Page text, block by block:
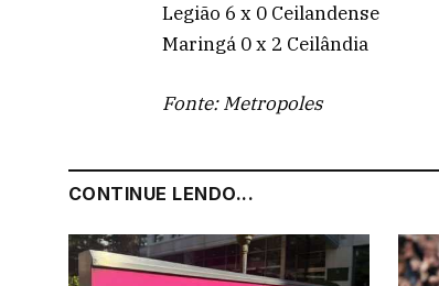
Legião 6 x 0 Ceilandense
Maringá 0 x 2 Ceilândia
Fonte: Metropoles
CONTINUE LENDO...